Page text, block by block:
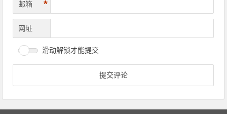
邮箱 *
网址
滑动解锁才能提交